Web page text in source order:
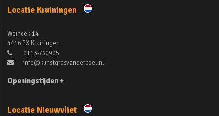
Locatie Kruiningen
Weihoek 14
4416 PX Kruiningen
0113-760905
info@kunstgrasvanderpoel.nl
Openingstijden +
Locatie Nieuwvliet